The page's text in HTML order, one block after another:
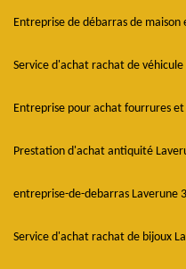
Entreprise de débarras de
Service d'achat rachat de
Entreprise pour achat fourrures
Prestation d'achat antiquité
entreprise-de-debarras Laverune
Service d'achat rachat de bijoux